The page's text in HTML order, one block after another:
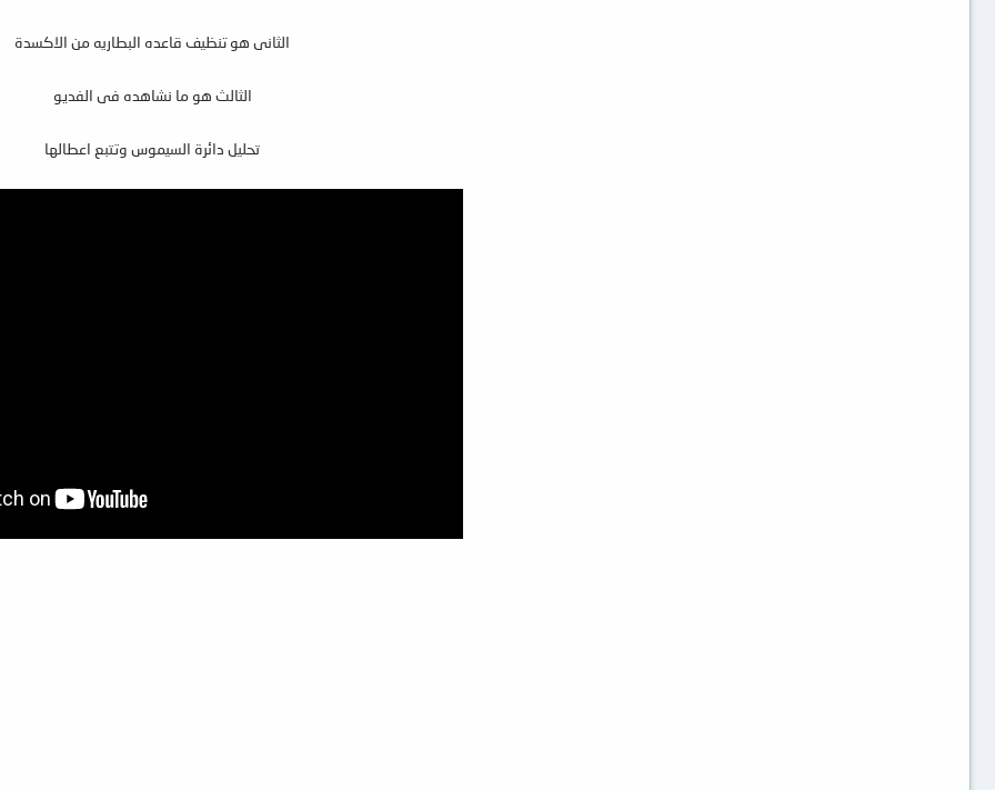
الثانى هو تنظيف قاعده البطاريه من الاكسدة
الثالث هو ما نشاهده فى الفديو
تحليل دائرة السيموس وتتبع اعطالها